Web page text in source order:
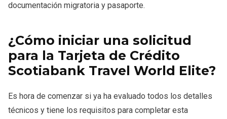
documentación migratoria y pasaporte.
¿Cómo iniciar una solicitud
para la Tarjeta de Crédito
Scotiabank Travel World Elite?
Es hora de comenzar si ya ha evaluado todos los detalles
técnicos y tiene los requisitos para completar esta